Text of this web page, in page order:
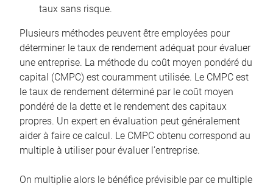
taux sans risque.
Plusieurs méthodes peuvent être employées pour
déterminer le taux de rendement adéquat pour évaluer
une entreprise. La méthode du coût moyen pondéré du
capital (CMPC) est couramment utilisée. Le CMPC est
le taux de rendement déterminé par le coût moyen
pondéré de la dette et le rendement des capitaux
propres. Un expert en évaluation peut généralement
aider à faire ce calcul. Le CMPC obtenu correspond au
multiple à utiliser pour évaluer l’entreprise.
On multiplie alors le bénéfice prévisible par ce multiple